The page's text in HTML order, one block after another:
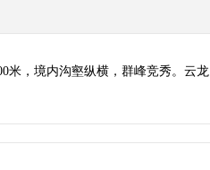
九湖
米，境内沟壑纵横，群峰竞秀。云龙